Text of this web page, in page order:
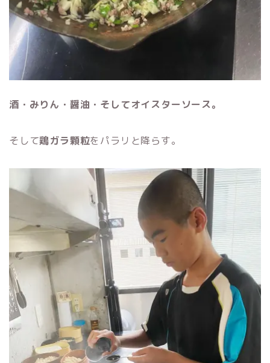
酒・みりん・醤油・そしてオイスターソース。
そして鶏ガラ顆粒をパラリと降らす。